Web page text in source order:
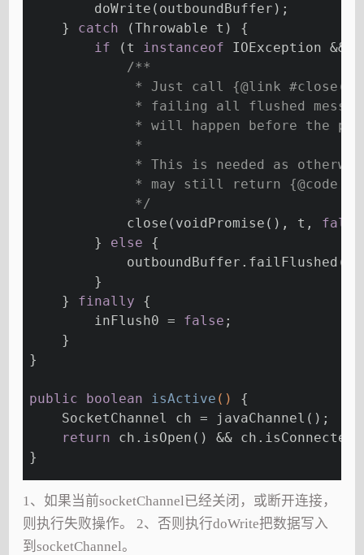
        doWrite(outboundBuffer);
    }
catch (Throwable t) {
if (t instanceof IOException
/**
             * Just call {
@link
* failing all flushed
* will happen before the
             *
* This is needed as
             * may still return {
@code
             */
            close(voidPromise(), t,
false
        }
else {
        }
    }
finally {
        inFlush0 =
false ;
    }
}
public boolean isActive ()
{
    SocketChannel ch = javaChannel();
return ch.isOpen() &&
}
1、如果当前socketChannel已经关闭，或断开连接，
则执行失败操作。 2、否则执行doWrite把数据写入
到socketChannel。